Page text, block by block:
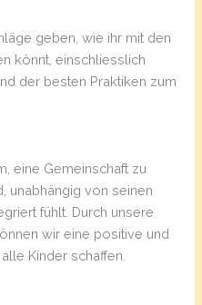
geben, wie ihr mit den
könnt, einschliesslich
der besten Praktiken zum
eine Gemeinschaft zu
unabhängig von seinen
fühlt. Durch unsere
wir eine positive und
Kinder schaffen.